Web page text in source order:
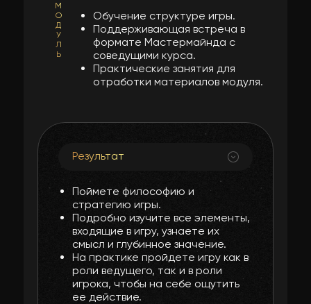
Обучение структуре игры.
Поддерживающая встреча в
формате Мастермайнда с
соведущими курса.
Практические занятия для
отработки материалов модуля.
М
О
Д
У
Л
Ь
Поймете философию и
стратегию игры.
Подробно изучите все элементы,
входящие в игру, узнаете их
смысл и глубинное значение.
На практике пройдете игру как в
роли ведущего, так и в роли
игрока, чтобы на себе ощутить
ее действие.
Результат